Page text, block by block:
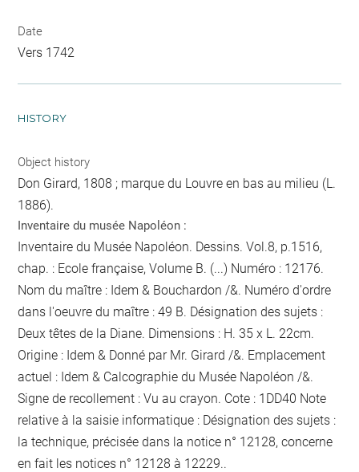
Date
Vers 1742
HISTORY
Object history
Don Girard, 1808 ; marque du Louvre en bas au milieu (L.
1886).
Inventaire du musée Napoléon :
Inventaire du Musée Napoléon. Dessins. Vol.8, p.1516,
chap. : Ecole française, Volume B. (...) Numéro : 12176.
Nom du maître : Idem & Bouchardon /&. Numéro d'ordre
dans l'oeuvre du maître : 49 B. Désignation des sujets :
Deux têtes de la Diane. Dimensions : H. 35 x L. 22cm.
Origine : Idem & Donné par Mr. Girard /&. Emplacement
actuel : Idem & Calcographie du Musée Napoléon /&.
Signe de recollement :Vu au crayon. Cote : 1DD40 Note
relative à la saisie informatique : Désignation des sujets :
la technique, précisée dans la notice n° 12128, concerne
en fait les notices n° 12128 à 12229..